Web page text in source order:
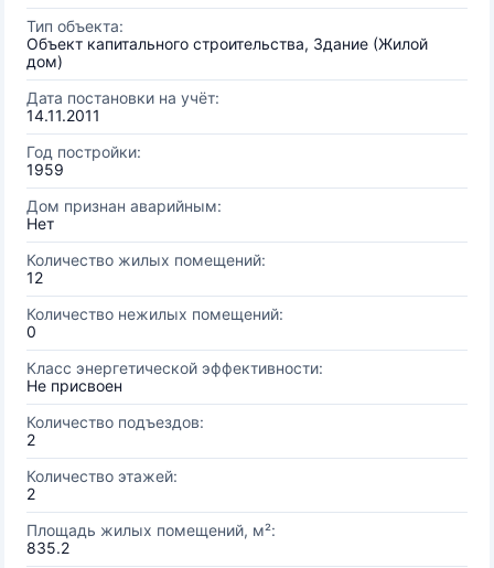
Тип объекта:
Объект капитального строительства, Здание (Жилой
дом)
Дата постановки на учёт:
14.11.2011
Год постройки:
1959
Дом признан аварийным:
Нет
Количество жилых помещений:
12
Количество нежилых помещений:
0
Класс энергетической эффективности:
Не присвоен
Количество подъездов:
2
Количество этажей:
2
Площадь жилых помещений, м²:
835.2